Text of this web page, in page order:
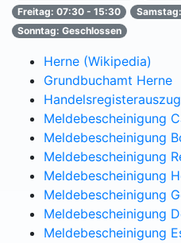
Freitag: 07:30 - 15:30
Sonntag: Geschlossen
Herne (Wikipedia)
Grundbuchamt Herne
Meldebescheinigung
Meldebescheinigung
Meldebescheinigung
Meldebescheinigung
Meldebescheinigung
Meldebescheinigung
Meldebescheinigung